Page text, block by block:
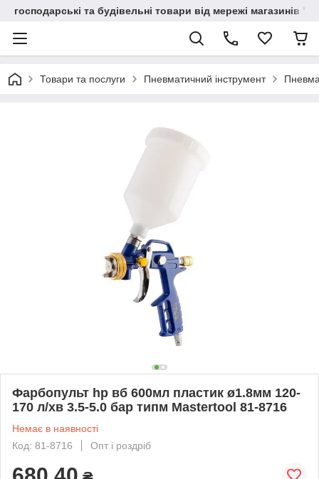
господарські та будівельні товари від мережі магазинів
Товари та послуги Пневматичний інструмент
Фарбопульт hp вб 600мл пластик ø1.8мм 120-
170 л/хв 3.5-5.0 бар типм Mastertool 81-8716
Немає в наявності
Код: 81-8716
Опт і роздріб